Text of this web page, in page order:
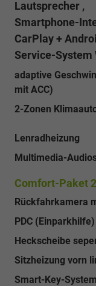
Lautsprecher ,
Smartphone-
CarPlay +
Service-System
adaptive
mit ACC)
2-Zonen
Lenradheizung
Multimedia-
Comfort-Paket
Rückfahrkamera
PDC
Heckscheibe
Sitzheizung vorn
Smart-Key-